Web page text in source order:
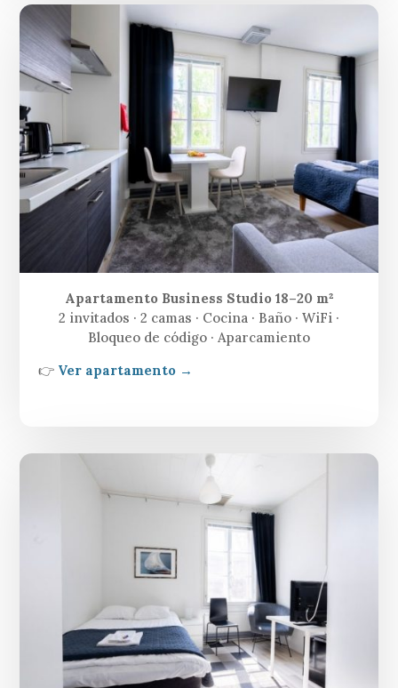
Apartamento Business Studio 18–20 m²
2 invitados · 2 camas · Cocina · Baño · WiFi ·
Bloqueo de código · Aparcamiento
👉 Ver apartamento →